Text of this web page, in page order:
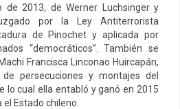
2013, de Werner Luchsinger y
por la Ley Antiterrorista
de Pinochet y aplicada por
“democráticos”. También se
Francisca Linconao Huircapán,
persecuciones y montajes del
lo cual ella entabló y ganó en 2015
Estado chileno.